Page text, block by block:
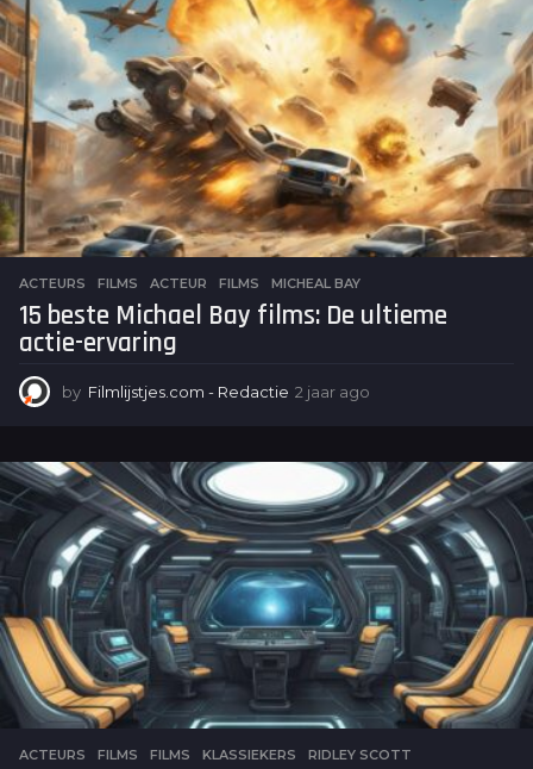
r
a
g
o
ACTEURS ,FILMS ACTEUR ,FILMS ,MICHEAL BAY
15 beste Michael Bay films: De ultieme
actie-ervaring
by Filmlijstjes.com - Redactie 2 jaar ago
a
r
a
g
o
ACTEURS ,FILMS FILMS ,KLASSIEKERS ,RIDLEY SCOTT